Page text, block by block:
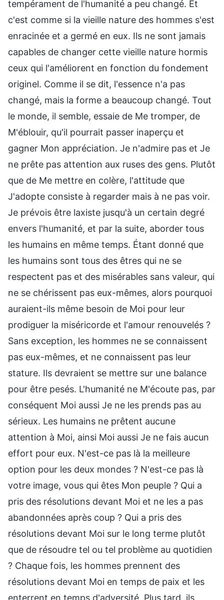
tempérament de l'humanité a peu changé. Et
c'est comme si la vieille nature des hommes s'est
enracinée et a germé en eux. Ils ne sont jamais
capables de changer cette vieille nature hormis
ceux qui l'améliorent en fonction du fondement
originel. Comme il se dit, l'essence n'a pas
changé, mais la forme a beaucoup changé. Tout
le monde, il semble, essaie de Me tromper, de
M'éblouir, qu'il pourrait passer inaperçu et
gagner Mon appréciation. Je n'admire pas et Je
ne prête pas attention aux ruses des gens. Plutôt
que de Me mettre en colère, l'attitude que
J'adopte consiste à regarder mais à ne pas voir.
Je prévois être laxiste jusqu'à un certain degré
envers l'humanité, et par la suite, aborder tous
les humains en même temps. Étant donné que
les humains sont tous des êtres qui ne se
respectent pas et des misérables sans valeur, qui
ne se chérissent pas eux-mêmes, alors pourquoi
auraient-ils même besoin de Moi pour leur
prodiguer la miséricorde et l'amour renouvelés ?
Sans exception, les hommes ne se connaissent
pas eux-mêmes, et ne connaissent pas leur
stature. Ils devraient se mettre sur une balance
pour être pesés. L'humanité ne M'écoute pas, par
conséquent Moi aussi Je ne les prends pas au
sérieux. Les humains ne prêtent aucune
attention à Moi, ainsi Moi aussi Je ne fais aucun
effort pour eux. N'est-ce pas là la meilleure
option pour les deux mondes ? N'est-ce pas là
votre image, vous qui êtes Mon peuple ? Qui a
pris des résolutions devant Moi et ne les a pas
abandonnées après coup ? Qui a pris des
résolutions devant Moi sur le long terme plutôt
que de résoudre tel ou tel problème au quotidien
? Chaque fois, les hommes prennent des
résolutions devant Moi en temps de paix et les
enterrent en temps d'adversité. Plus tard, ils